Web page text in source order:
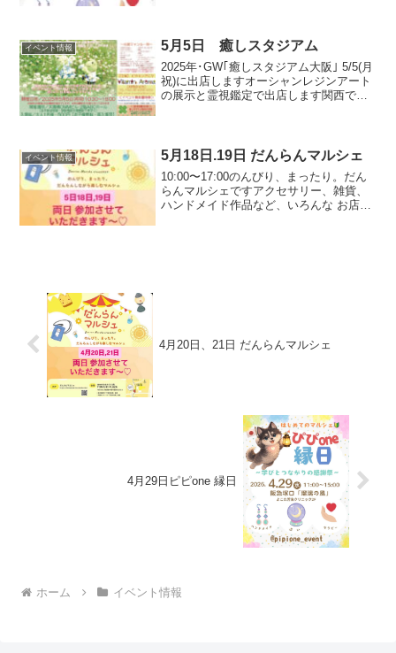
イベント情報 5月5日 癒しスタジアム
2025年･GW｢癒しスタジアム大阪｣ 5/5(月
祝)に出店しますオーシャンレジンアート
の展示と霊視鑑定で出店します関西でも
イベント情報 5月18日.19日 だんらんマルシェ
10:00〜17:00のんびり、まったり。だん
らんマルシェですアクセサリー、雑貨、
ハンドメイド作品など、いろんな お店が
4月20日、21日 だんらんマルシェ
4月29日ピピone 縁日
ホーム イベント情報